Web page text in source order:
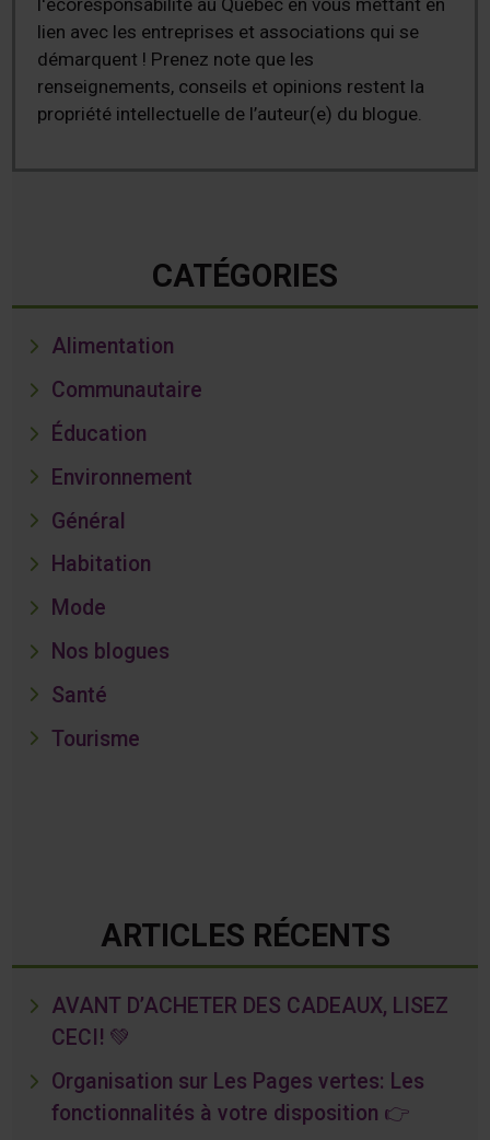
lien avec les entreprises et associations qui se
démarquent ! Prenez note que les
renseignements, conseils et opinions restent la
propriété intellectuelle de l’auteur(e) du blogue.
CATÉGORIES
Alimentation
Communautaire
Éducation
Environnement
Général
Habitation
Mode
Nos blogues
Santé
Tourisme
ARTICLES RÉCENTS
AVANT D’ACHETER DES CADEAUX, LISEZ
CECI! 💚
Organisation sur Les Pages vertes: Les
fonctionnalités à votre disposition 👉